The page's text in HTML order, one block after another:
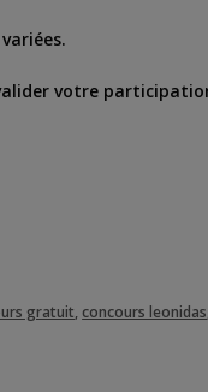
votre
gratuit, concours leonidas